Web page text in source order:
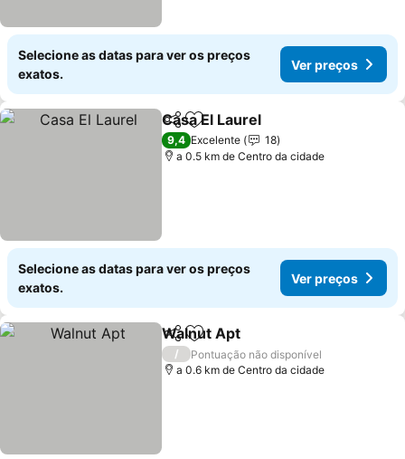
Selecione as datas para ver os preços
exatos.
Ver preços
PartilharAdicionar aos favoritos
Casa El Laurel
9,4 Excelente
18
a 0.5 km de Centro da cidade
Selecione as datas para ver os preços
exatos.
Ver preços
PartilharAdicionar aos favoritos
Walnut Apt
/
Pontuação não disponível
a 0.6 km de Centro da cidade